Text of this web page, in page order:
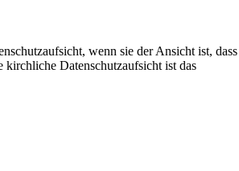
wenn sie der Ansicht ist,
kirchliche Datenschutzaufsicht ist das